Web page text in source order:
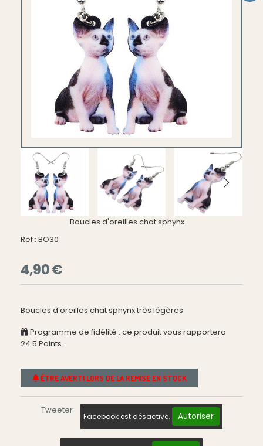
Boucles d'oreilles chat sphynx
Ref : BO30
4,90€
Boucles d'oreilles chat sphynx très légères
Programme de fidélité : ce produit vous rapportera
24.5 Points.
ÊTRE AVERTI LORS DE LA REMISE EN STOCK
Tweeter
Facebook est désactivé. Autoriser